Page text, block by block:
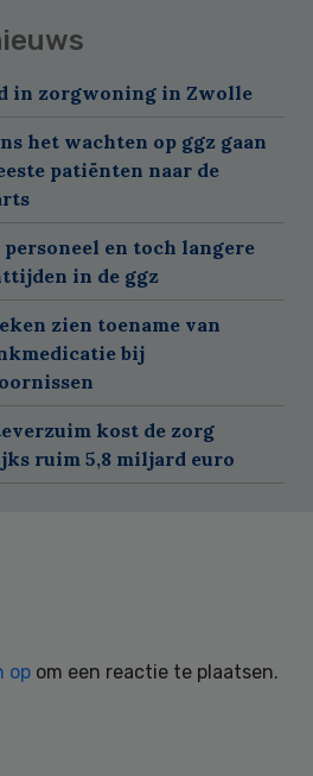
in zorgwoning in Zwolle
het wachten op ggz gaan
patiënten naar de
personeel en toch langere
in de ggz
zien toename van
bij
kost de zorg
ruim 5,8 miljard euro
op om een reactie te plaatsen.